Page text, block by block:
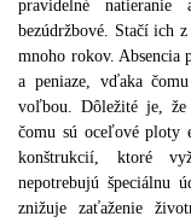
pravidelné
bezúdržbové. Stačí ich
mnoho rokov. Absencia
a peniaze, vďaka
voľbou. Dôležité je,
čomu sú oceľové ploty
konštrukcií, ktoré
nepotrebujú špeciálnu
znižuje zaťaženie